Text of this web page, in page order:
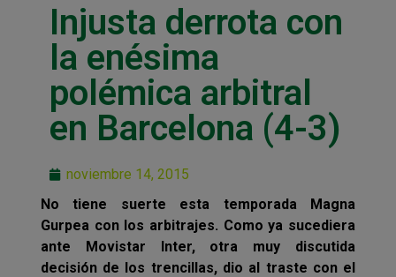
Injusta derrota con
la enésima
polémica arbitral
en Barcelona (4-3)
noviembre 14, 2015
No tiene suerte esta temporada Magna
Gurpea con los arbitrajes. Como ya sucediera
ante Movistar Inter, otra muy discutida
decisión de los trencillas, dio al traste con el